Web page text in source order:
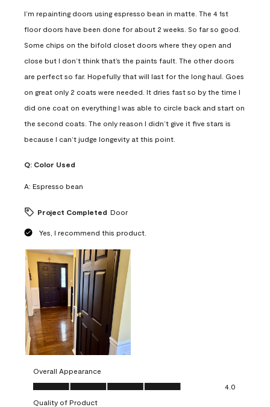
I’m repainting doors using espresso bean in matte. The 4 1st
floor doors have been done for about 2 weeks. So far so good.
Some chips on the bifold closet doors where they open and
close but I don’t think that’s the paints fault. The other doors
are perfect so far. Hopefully that will last for the long haul. Goes
on great only 2 coats were needed. It dries fast so by the time I
did one coat on everything I was able to circle back and start on
the second coats. The only reason I didn’t give it five stars is
because I can’t judge longevity at this point.
Q: Color Used
A: Espresso bean
Project Completed Door
Yes, I recommend this product.
Overall Appearance
Overall Appearance, 4.0 out of 5
4.0
Quality of Product